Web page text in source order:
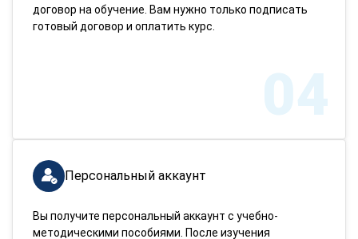
договор на обучение. Вам нужно только подписать
готовый договор и оплатить курс.
04
Персональный аккаунт
Вы получите персональный аккаунт с учебно-
методическими пособиями. После изучения